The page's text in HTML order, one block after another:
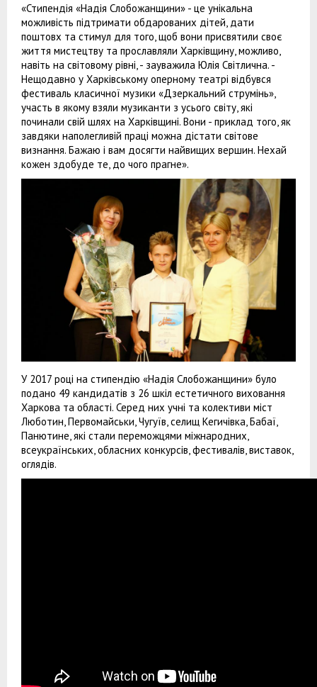
«Стипендія «Надія Слобожанщини» - це унікальна
можливість підтримати обдарованих дітей, дати
поштовх та стимул для того, щоб вони присвятили своє
життя мистецтву та прославляли Харківщину, можливо,
навіть на світовому рівні, - зауважила Юлія Світлична. -
Нещодавно у Харківському оперному театрі відбувся
фестиваль класичної музики «Дзеркальний струмінь»,
участь в якому взяли музиканти з усього світу, які
починали свій шлях на Харківщині. Вони - приклад того, як
завдяки наполегливій праці можна дістати світове
визнання. Бажаю і вам досягти найвищих вершин. Нехай
кожен здобуде те, до чого прагне».
У 2017 році на стипендію «Надія Слобожанщини» було
подано 49 кандидатів з 26 шкіл естетичного виховання
Харкова та області. Серед них учні та колективи міст
Люботин, Первомайськи, Чугуїв, селищ Кегичівка, Бабаї,
Панютине, які стали переможцями міжнародних,
всеукраїнських, обласних конкурсів, фестивалів, виставок,
оглядів.